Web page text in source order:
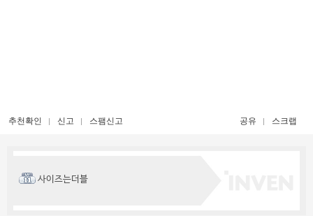
추천확인 신고 스팸신고 공유 스크랩
사이즈는더블